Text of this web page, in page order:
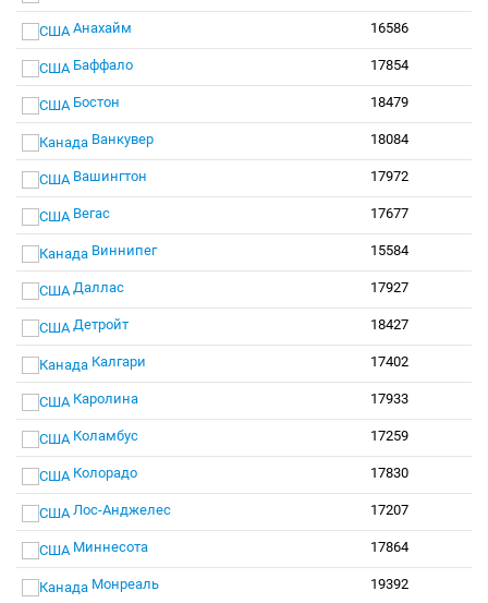
Анахайм 16586
Баффало 17854
Бостон 18479
Ванкувер 18084
Вашингтон 17972
Вегас 17677
Виннипег 15584
Даллас 17927
Детройт 18427
Калгари 17402
Каролина 17933
Коламбус 17259
Колорадо 17830
Лос-Анджелес 17207
Миннесота 17864
Монреаль 19392